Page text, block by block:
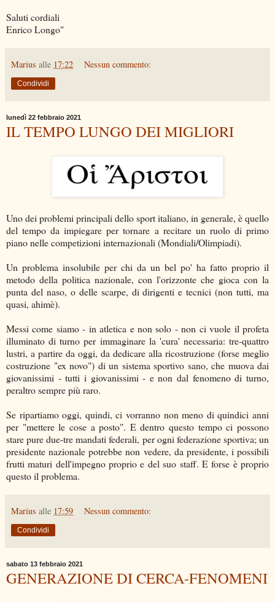
Saluti cordiali
Enrico Longo"
Marius alle 17:22 Nessun commento:
Condividi
lunedì 22 febbraio 2021
IL TEMPO LUNGO DEI MIGLIORI
Uno dei problemi principali dello sport italiano, in generale, è quello
del tempo da impiegare per tornare a recitare un ruolo di primo
piano nelle competizioni internazionali (Mondiali/Olimpiadi).
Un problema insolubile per chi da un bel po' ha fatto proprio il
metodo della politica nazionale, con l'orizzonte che gioca con la
punta del naso, o delle scarpe, di dirigenti e tecnici (non tutti, ma
quasi, ahimè).
Messi come siamo - in atletica e non solo - non ci vuole il profeta
illuminato di turno per immaginare la 'cura' necessaria: tre-quattro
lustri, a partire da oggi, da dedicare alla ricostruzione (forse meglio
costruzione "ex novo") di un sistema sportivo sano, che muova dai
giovanissimi - tutti i giovanissimi - e non dal fenomeno di turno,
peraltro sempre più raro.
Se ripartiamo oggi, quindi, ci vorranno non meno di quindici anni
per "mettere le cose a posto". E dentro questo tempo ci possono
stare pure due-tre mandati federali, per ogni federazione sportiva; un
presidente nazionale potrebbe non vedere, da presidente, i possibili
frutti maturi dell'impegno proprio e del suo staff. E forse è proprio
questo il problema.
Marius alle 17:59 Nessun commento:
Condividi
sabato 13 febbraio 2021
GENERAZIONE DI CERCA-FENOMENI